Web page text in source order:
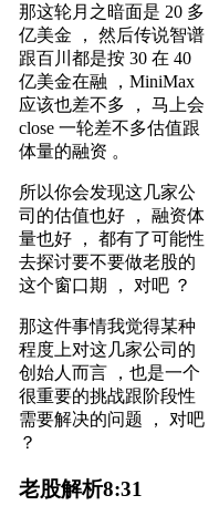
那这轮月之暗面是 20 多
亿美金 ， 然后传说智谱
跟百川都是按 30 在 40
亿美金在融 ，MiniMax
应该也差不多 ， 马上会
close 一轮差不多估值跟
体量的融资 。
所以你会发现这几家公
司的估值也好 ， 融资体
量也好 ， 都有了可能性
去探讨要不要做老股的
这个窗口期 ， 对吧 ？
那这件事情我觉得某种
程度上对这几家公司的
创始人而言 ，也是一个
很重要的挑战跟阶段性
需要解决的问题 ， 对吧
？
老股解析8:31